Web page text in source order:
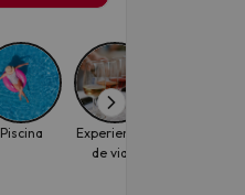
Piscina
Experiencias
de viaje